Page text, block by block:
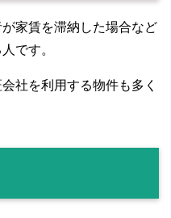
家賃を滞納した場合など
です。
社を利用する物件も多く